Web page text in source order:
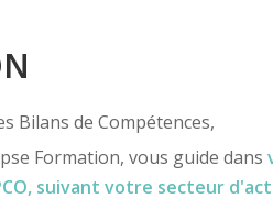
Bilans de Compétences,
Formation, vous guide dans
, suivant votre secteur